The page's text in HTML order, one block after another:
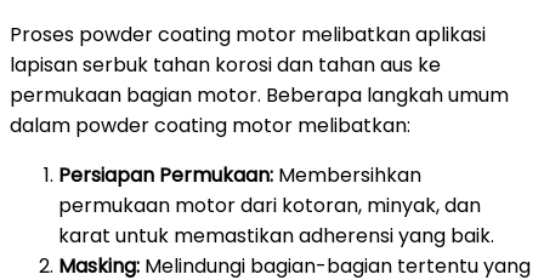
Proses powder coating motor melibatkan aplikasi
lapisan serbuk tahan korosi dan tahan aus ke
permukaan bagian motor. Beberapa langkah umum
dalam powder coating motor melibatkan:
Persiapan Permukaan: Membersihkan
permukaan motor dari kotoran, minyak, dan
karat untuk memastikan adherensi yang baik.
Masking: Melindungi bagian-bagian tertentu yang